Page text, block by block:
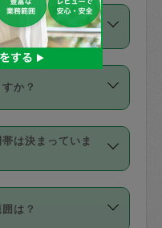
レビューの平均
能な最高額が上
ています。
カード（Visa／
EXPRESS／
ります。
依頼リクエスト
い。プロフィー
だかなくても大
イドカード（Vプ
）は支払にはご利
応していませ
にお願いする場
「定期（毎週｜
」の依頼は「ス
でご利用できま
けていない代わ
ャンセルは有償
か？
途発生し、依頼
お支払いとなり
依頼の詳細」に
は決まっていま
。いずれも１回あ
は？